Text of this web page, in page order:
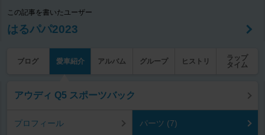
この記事を書いたユーザー
はるパパ2023
ブログ 愛車紹介 アルバム グループ ヒストリ
ラップ
タイム
アウディ Q5 スポーツバック
プロフィール パーツ (7)